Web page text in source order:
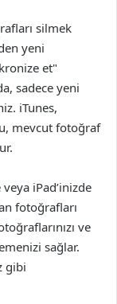
silmek
yeni
et"
sadece yeni
iTunes,
mevcut fotoğraf
iPad’inizde
fotoğrafları
ve
sağlar.
gibi